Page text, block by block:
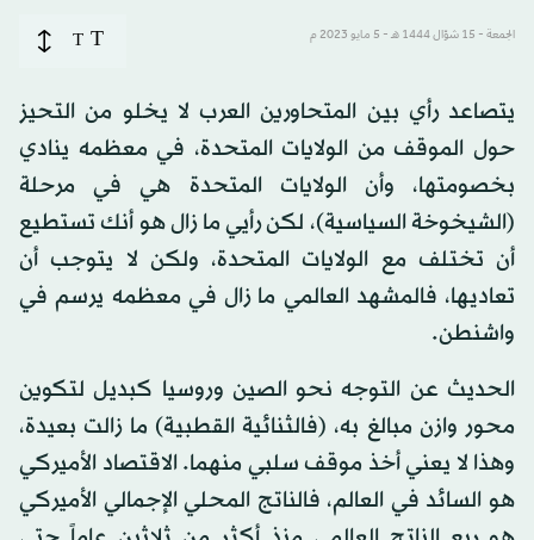
الجمعة - 15 شوّال 1444 هـ - 5 مايو 2023 م T
T
يتصاعد رأي بين المتحاورين العرب لا يخلو من التحيز
حول الموقف من الولايات المتحدة، في معظمه ينادي
بخصومتها، وأن الولايات المتحدة هي في مرحلة
(الشيخوخة السياسية)، لكن رأيي ما زال هو أنك تستطيع
أن تختلف مع الولايات المتحدة، ولكن لا يتوجب أن
تعاديها، فالمشهد العالمي ما زال في معظمه يرسم في
واشنطن.
الحديث عن التوجه نحو الصين وروسيا كبديل لتكوين
محور وازن مبالغ به، (فالثنائية القطبية) ما زالت بعيدة،
وهذا لا يعني أخذ موقف سلبي منهما. الاقتصاد الأميركي
هو السائد في العالم، فالناتج المحلي الإجمالي الأميركي